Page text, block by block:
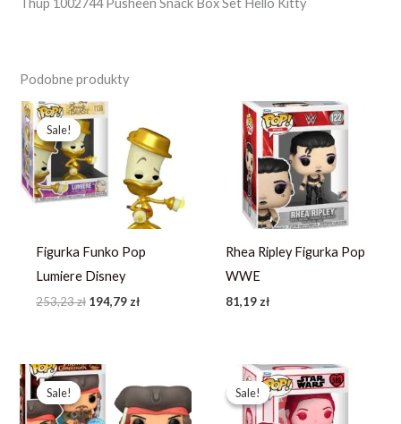
Thup 1002744 Pusheen Snack Box Set Hello Kitty
Podobne produkty
Sale!
Sale!
Figurka Funko Pop
Lumiere Disney
253,23zł
Pierwotna
cena
wynosiła:
253,23 zł.
194,79 zł
wynosi:
194,79 zł.
Rhea Ripley Figurka Pop
WWE
81,19 zł
Sale!
Sale!
Pierwotna
cena
wynosiła:
272,99 zł.
cena
wynosi:
194,99 zł.
Sale!
Sale!
Pierwotna
cena
wynosiła:
93,79 zł.
Aktualna
cena
wynosi:
66,99 zł.